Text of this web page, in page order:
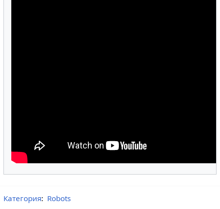
Категория: Robots